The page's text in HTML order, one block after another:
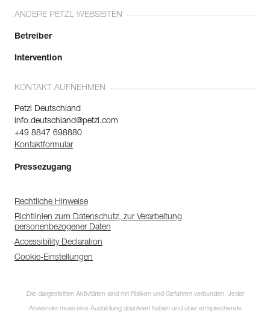
ANDERE PETZL WEBSEITEN
Betreiber
Intervention
KONTAKT AUFNEHMEN
Petzl Deutschland
info.deutschland@petzl.com
+49 8847 698880
Kontaktformular
Pressezugang
Rechtliche Hinweise
Richtlinien zum Datenschutz, zur Verarbeitung
personenbezogener Daten
Accessibility Declaration
Cookie-Einstellungen
Die dargestellten Aktivitäten sind mit Risiken und Gefahren verbunden. Jeder
Anwender muss eine Ausbildung absolviert haben und über entsprechende